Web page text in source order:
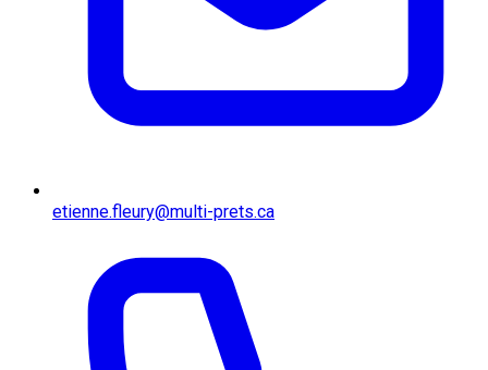
etienne.fleury@multi-prets.ca